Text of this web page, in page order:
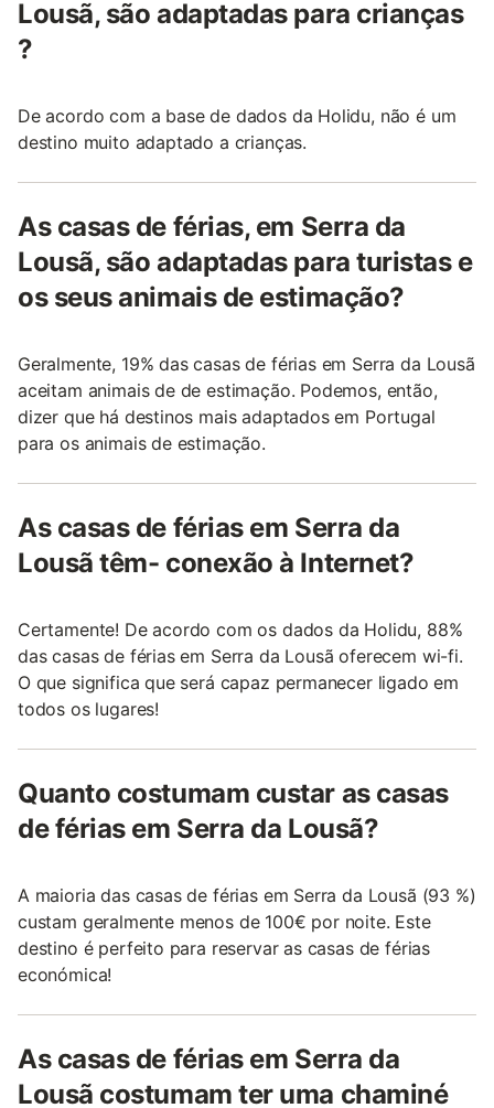
Lousã, são adaptadas para crianças
?
De acordo com a base de dados da Holidu, não é um
destino muito adaptado a crianças.
As casas de férias, em Serra da
Lousã, são adaptadas para turistas e
os seus animais de estimação?
Geralmente, 19% das casas de férias em Serra da Lousã
aceitam animais de de estimação. Podemos, então,
dizer que há destinos mais adaptados em Portugal
para os animais de estimação.
As casas de férias em Serra da
Lousã têm- conexão à Internet?
Certamente! De acordo com os dados da Holidu, 88%
das casas de férias em Serra da Lousã oferecem wi-fi.
O que significa que será capaz permanecer ligado em
todos os lugares!
Quanto costumam custar as casas
de férias em Serra da Lousã?
A maioria das casas de férias em Serra da Lousã (93 %)
custam geralmente menos de 100€ por noite. Este
destino é perfeito para reservar as casas de férias
económica!
As casas de férias em Serra da
Lousã costumam ter uma chaminé